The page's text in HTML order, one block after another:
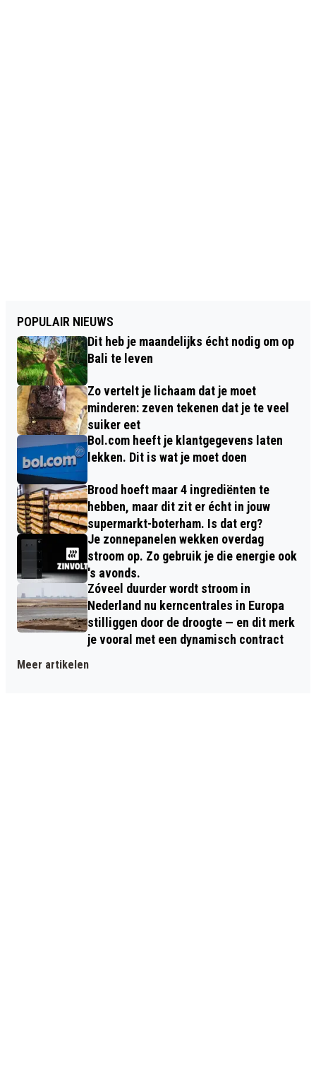
POPULAIR NIEUWS
Dit heb je maandelijks écht nodig om op
Bali te leven
Zo vertelt je lichaam dat je moet
minderen: zeven tekenen dat je te veel
suiker eet
Bol.com heeft je klantgegevens laten
lekken. Dit is wat je moet doen
Brood hoeft maar 4 ingrediënten te
hebben, maar dit zit er écht in jouw
supermarkt-boterham. Is dat erg?
Je zonnepanelen wekken overdag
stroom op. Zo gebruik je die energie ook
's avonds.
Zóveel duurder wordt stroom in
Nederland nu kerncentrales in Europa
stilliggen door de droogte — en dit merk
je vooral met een dynamisch contract
Meer artikelen